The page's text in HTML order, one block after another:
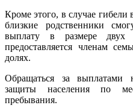
Кроме этого, в случае
близкие родственники
выплату в размере двух
предоставляется членам
долях.
Обращаться за
защиты населения по
пребывания.